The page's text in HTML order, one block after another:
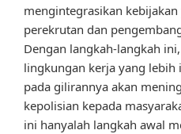
mengintegrasikan
perekrutan dan
Dengan langkah-langkah
lingkungan kerja yang lebih
pada gilirannya akan
kepolisian kepada
ini hanyalah langkah awal